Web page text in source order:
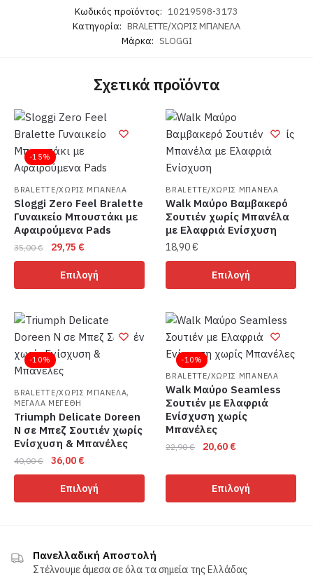
Κωδικός προϊόντος: 10219598-3173
Κατηγορία: BRALETTE/ΧΩΡΙΣ ΜΠΑΝΕΛΑ
Μάρκα: SLOGGI
Σχετικά προϊόντα
-15%
BRALETTE/ΧΩΡΙΣ ΜΠΑΝΕΛΑ
Sloggi Zero Feel Bralette
Γυναικείο Μπουστάκι με
Αφαιρούμενα Pads
35,00€
Original
price
was:
35,00 €.
29,75 €Η
τρέχουσα
τιμή
είναι:
Επιλογή
το
έχει
πολλαπλές
παραλλαγές.
Οι
επιλογές
μπορούν
να
επιλεγούν
στη
σελίδα
προϊόντος
BRALETTE/ΧΩΡΙΣ ΜΠΑΝΕΛΑ
Walk Μαύρο Βαμβακερό
Σουτιέν χωρίς Μπανέλα
με Ελαφριά Ενίσχυση
18,90€
Επιλογή
το
έχει
πολλαπλές
παραλλαγές.
Οι
επιλογές
μπορούν
να
επιλεγούν
στη
σελίδα
προϊόντος
-10%
BRALETTE/ΧΩΡΙΣ ΜΠΑΝΕΛΑ,
ΜΕΓΑΛΑ ΜΕΓΕΘΗ
Triumph Delicate Doreen
N σε Μπεζ Σουτιέν χωρίς
Ενίσχυση & Μπανέλες
40,00€
Original
price
was:
40,00 €.
36,00 €Η
τρέχουσα
τιμή
είναι:
Επιλογή
το
πολλαπλές
παραλλαγές.
-10%
BRALETTE/ΧΩΡΙΣ ΜΠΑΝΕΛΑ
Walk Μαύρο Seamless
Σουτιέν με Ελαφριά
Ενίσχυση χωρίς
Μπανέλες
22,90€
Original
was:
22,90 €.
20,60 €Η
τιμή
είναι:
Επιλογή
προϊόν
Οι
Πανελλαδική Αποστολή
Στέλνουμε άμεσα σε όλα τα σημεία της Ελλάδας